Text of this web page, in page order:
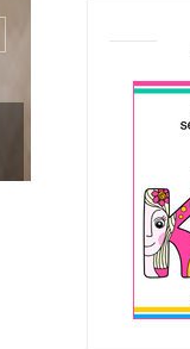
PORTA
HANDMADE